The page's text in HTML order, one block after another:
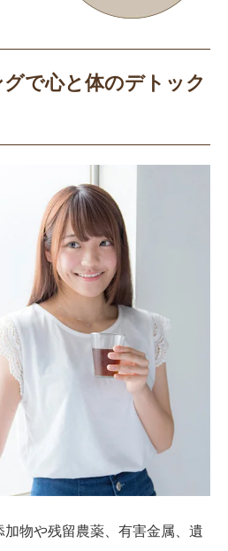
で心と体のデトック
物や残留農薬、有害金属、遺